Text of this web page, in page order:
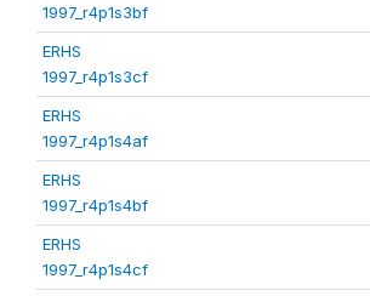
1997_r4p1s3bf
ERHS
1997_r4p1s3cf
ERHS
1997_r4p1s4af
ERHS
1997_r4p1s4bf
ERHS
1997_r4p1s4cf